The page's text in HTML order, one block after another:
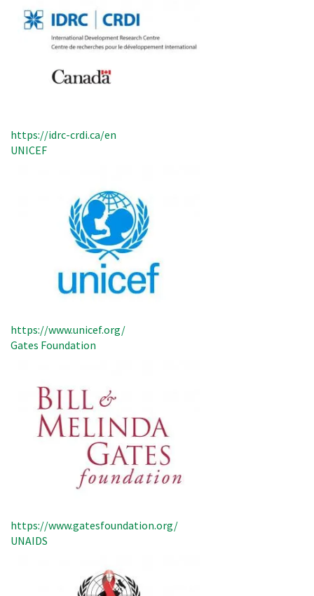
https://idrc-crdi.ca/en
UNICEF
https://www.unicef.org/
Gates Foundation
https://www.gatesfoundation.org/
UNAIDS